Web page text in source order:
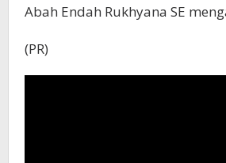
Abah Endah Rukhyana SE
(PR)